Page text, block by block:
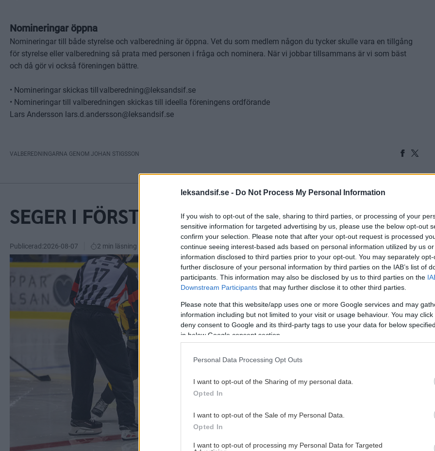
leksandsif.se - Do Not Process My Personal Information
If you wish to opt-out of the sale, sharing to third parties, or processing of your
sensitive information for targeted advertising by us, please use the below opt-out
confirm your selection. Please note that after your opt-out request is processed
continue seeing interest-based ads based on personal information utilized by us
information disclosed to third parties prior to your opt-out. You may separately
further disclosure of your personal information by third parties on the IAB’s list of
participants. This information may also be disclosed by us to third parties on the
Downstream Participants that may further disclose it to other third parties.
Please note that this website/app uses one or more Google services and may
information including but not limited to your visit or usage behaviour. You may
deny consent to Google and its third-party tags to use your data for below
in below Google consent section.
Personal Data Processing Opt Outs
I want to opt-out of the Sharing of my personal data.
Opted In
I want to opt-out of the Sale of my Personal Data.
Opted In
I want to opt-out of processing my Personal Data for Targeted
Nomineringar öppna
Nomineringar till både styrelse och valberedning är öppna. Vet du som medlem någon du tycker skulle vara en tillgång
för styrelse eller valberedning så prata med personen i fråga och nominera. När vi jobbar tillsammans är vi som bäst
och då gör vi också föreningen bättre.
• Nomineringar skickas till valberedning@leksandsif.se
• Nomineringar till valberedningen skickas till ideella föreningens ordförande
Lars Andersson lars.d.andersson@leksandsif.se
VALBEREDNINGARNA GENOM JOHAN STIGSSON
SEGER I FÖRSTA FÖRSÄSONGSMATCHEN
Publicerad:2026-08-07 2 min läsning
Chris Hawelka